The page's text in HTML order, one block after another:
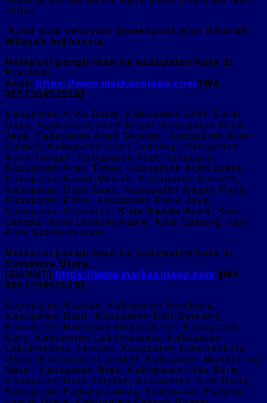
lanjut.
Kami siap melayani pemesanan dari Seluruh
Wilayah Indonesia
Melayani pengiriman ke kabupaten/kota di
Provinsi
Aceh
https://www.markasniaga.com [WA
085730453518]
Kabupaten Aceh Barat, Kabupaten Aceh Barat
Daya, Kabupaten Aceh Besar, Kabupaten Aceh
Jaya, Kabupaten Aceh Selatan, Kabupaten Aceh
Singkil, Kabupaten Aceh Tamiang, Kabupaten
Aceh Tengah, Kabupaten Aceh Tenggara,
Kabupaten Aceh Timur, Kabupaten Aceh Utara,
Kabupaten Bener Meriah, Kabupaten Bireuen,
Kabupaten Gayo Lues, Kabupaten Nagan Raya,
Kabupaten Pidie, Kabupaten Pidie Jaya,
Kabupaten Simeulue,
Kota Banda Aceh , Kota
Langsa, Kota Lhokseumawe. Kota Sabang, dan
Kota Subulussalam
Melayani pengiriman ke kabupaten/kota di
Sumatera Utara
(SUMUT) https://www.markasniaga.com
[WA
085730453518]
Kabupaten Asahan, Kabupaten Batubara,
Kabupaten Dairi, Kabupaten Deli Serdang,
Kabupaten Humbang Hasundutan, Kabupaten
Karo, Kabupaten Labuhanbatu, Kabupaten
Labuhanbatu Selatan, Kabupaten Labuhanbatu
Utara, Kabupaten Langkat, Kabupaten Mandailing
Natal, Kabupaten Nias, Kabupaten Nias Barat,
Kabupaten Nias Selatan, Kabupaten Nias Utara,
Kabupaten Padang Lawas, Kabupaten Padang